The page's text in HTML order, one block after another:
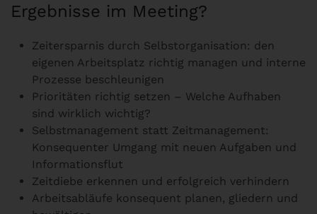
Ergebnisse im Meeting?
Zeitersparnis durch Selbstorganisation: den
eigenen Arbeitsplatz richtig managen und interne
Prozesse beschleunigen
Prioritäten richtig setzen – Welche Aufhaben
sind wirklich wichtig?
Selbstmanagement statt Zeitmanagement:
Konsequenter Umgang mit neuen Aufgaben und
Informationsflut
Zeitdiebe erkennen und erfolgreich verhindern
Arbeitsabläufe konsequent planen, gliedern und